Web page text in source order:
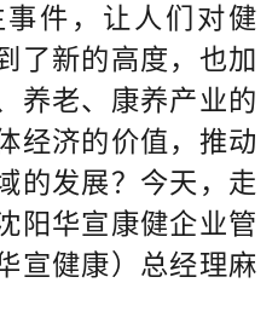
件，让人们对健
了新的高度，也加
养老、康养产业的
经济的价值，推动
的发展？今天，走
阳华宣康健企业管
宣健康）总经理麻